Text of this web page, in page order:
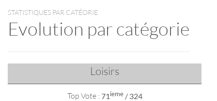
STATISTIQUES PAR CATÉORIE
Evolution par catégorie
Loisirs
Top Vote : 71ieme/ 324